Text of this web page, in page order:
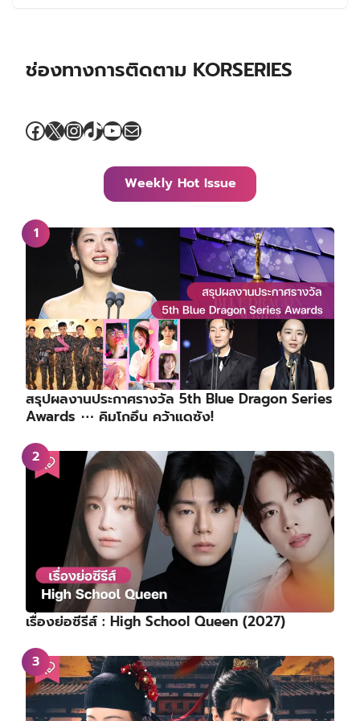
ช่องทางการติดตาม KORSERIES
Facebook
X Instagram
TikTok
YouTube
Mail
Weekly Hot Issue
สรุปผลงานประกาศรางวัล 5th Blue Dragon Series
Awards ⋯ คิมโกอึน คว้าแดซัง!
เรื่องย่อซีรีส์ : High School Queen (2027)